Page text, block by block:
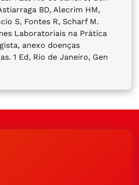
BD, Alecrim HM,
S, Fontes R, Scharf M.
Laboratoriais na Prática
anexo doenças
1 Ed, Rio de Janeiro, Gen